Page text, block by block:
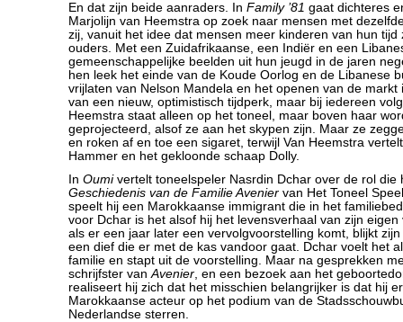
En dat zijn beide aanraders. In Family ’81 gaat dichteres
Marjolijn van Heemstra op zoek naar mensen met
zij, vanuit het idee dat mensen meer kinderen van hun tijd
ouders. Met een Zuidafrikaanse, een Indiër en een
gemeenschappelijke beelden uit hun jeugd in de jaren
hen leek het einde van de Koude Oorlog en de Libanese
vrijlaten van Nelson Mandela en het openen van de markt
van een nieuw, optimistisch tijdperk, maar bij iedereen
Heemstra staat alleen op het toneel, maar boven haar
geprojecteerd, alsof ze aan het skypen zijn. Maar ze
en roken af en toe een sigaret, terwijl Van Heemstra
Hammer en het gekloonde schaap Dolly.
In Oumivertelt toneelspeler Nasrdin Dchar over de rol die
Geschiedenis van de Familie Avenier van Het Toneel
speelt hij een Marokkaanse immigrant die in het
voor Dchar is het alsof hij het levensverhaal van zijn
als er een jaar later een vervolgvoorstelling komt, blijkt
een dief die er met de kas vandoor gaat. Dchar voelt het
familie en stapt uit de voorstelling. Maar na gesprekken
schrijfster vanAvenier, en een bezoek aan het
realiseert hij zich dat het misschien belangrijker is dat hij
Marokkaanse acteur op het podium van de
Nederlandse sterren.